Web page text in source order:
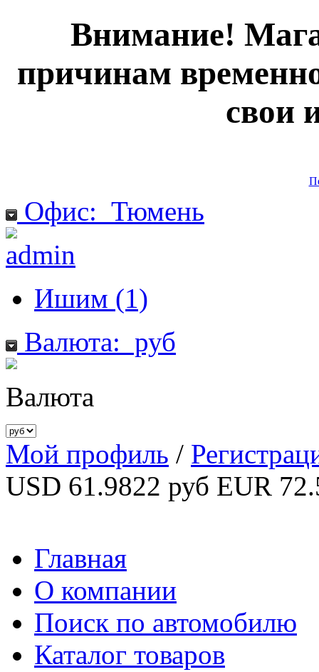
Внимание!
причинам
свои
Офис: Тюмень
Ишим (1)
Валюта: руб
Валюта
Мой профиль /
USD 61.9822 руб EUR
Главная
О компании
Поиск по автомобилю
Каталог товаров